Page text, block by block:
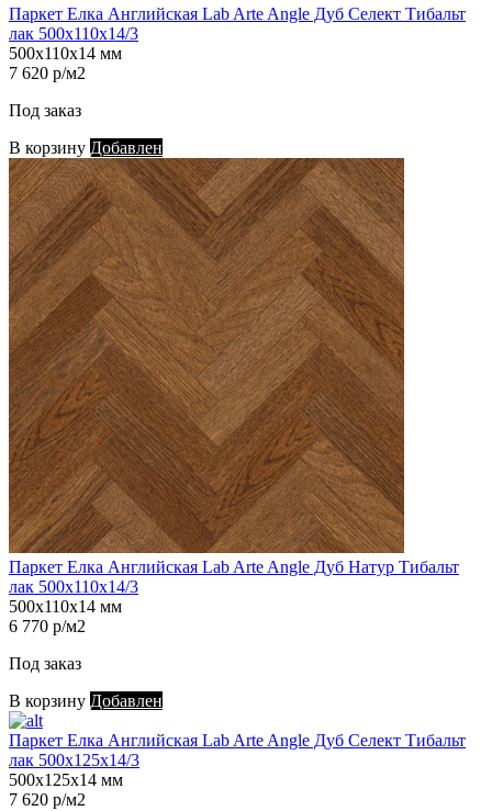
Паркет Елка Английская Lab Arte Angle Дуб Селект Тибальт
лак 500х110х14/3
500х110х14 мм
7 620 р/м2
Под заказ
В корзину Добавлен
Паркет Елка Английская Lab Arte Angle Дуб Натур Тибальт
лак 500х110х14/3
500х110х14 мм
6 770 р/м2
Под заказ
В корзину Добавлен
Паркет Елка Английская Lab Arte Angle Дуб Селект Тибальт
лак 500х125х14/3
500х125х14 мм
7 620 р/м2